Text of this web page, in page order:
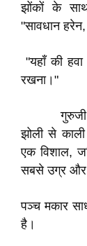
झोंकों के
"सावधान
"यहाँ की
रखना।"​
गुरुजी ने
झोली से
एक विशाल,
सबसे उग्र और
पञ्च मकार
है।